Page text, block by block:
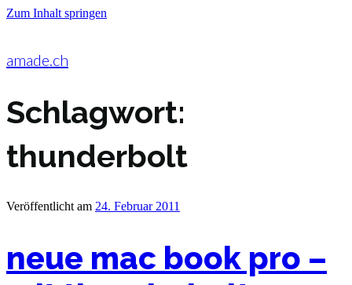
Zum Inhalt springen
amade.ch
Schlagwort:
thunderbolt
Veröffentlicht am 24. Februar 2011
neue mac book pro –